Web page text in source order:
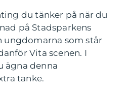
du tänker på när du
på Stadsparkens
ungdomarna som står
Vita scenen. I
ägna denna
tanke.